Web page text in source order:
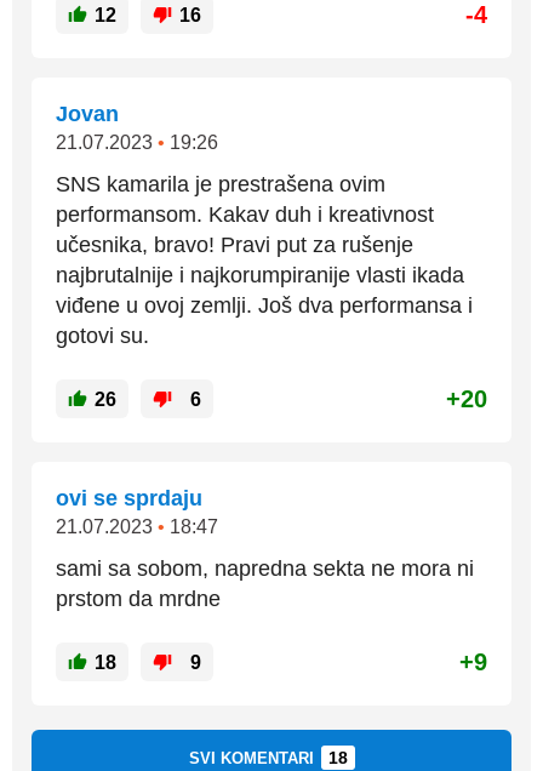
12 16 -4
Jovan
21.07.2023 • 19:26
SNS kamarila je prestrašena ovim
performansom. Kakav duh i kreativnost
učesnika, bravo! Pravi put za rušenje
najbrutalnije i najkorumpiranije vlasti ikada
viđene u ovoj zemlji. Još dva performansa i
gotovi su.
26 6 +20
ovi se sprdaju
21.07.2023 • 18:47
sami sa sobom, napredna sekta ne mora ni
prstom da mrdne
18 9 +9
SVI KOMENTARI 18